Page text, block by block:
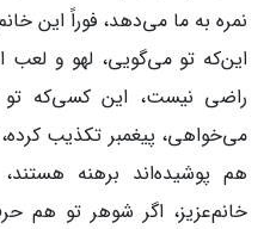
نمره به ما می‌دهد، فوراً این
این‌که تو می‌گویی، لهو و
راضی نیست، این کسی‌که تو
می‌خواهی، پیغمبر تکذیب کرده،
هم پوشیده‌اند برهنه
خانم‌عزیز، اگر شوهر تو